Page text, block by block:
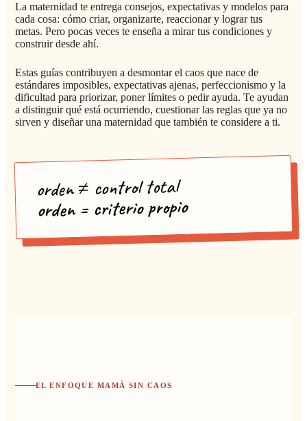
La maternidad te entrega consejos, expectativas y modelos para
cada cosa: cómo criar, organizarte, reaccionar y lograr tus
metas. Pero pocas veces te enseña a mirar tus condiciones y
construir desde ahí.
Estas guías contribuyen a desmontar el caos que nace de
estándares imposibles, expectativas ajenas, perfeccionismo y la
dificultad para priorizar, poner límites o pedir ayuda. Te ayudan
a distinguir qué está ocurriendo, cuestionar las reglas que ya no
sirven y diseñar una maternidad que también te considere a ti.
orden ≠ control total
orden = criterio propio
EL ENFOQUE MAMÁ SIN CAOS